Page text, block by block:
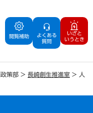
閲覧補助
よくある
質問
いざと
いうとき
策部 > 長崎創生推進室 >
人